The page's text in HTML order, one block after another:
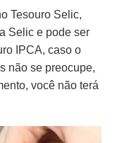
Tesouro Selic,
Selic e pode ser
IPCA, caso o
não se preocupe,
você não terá